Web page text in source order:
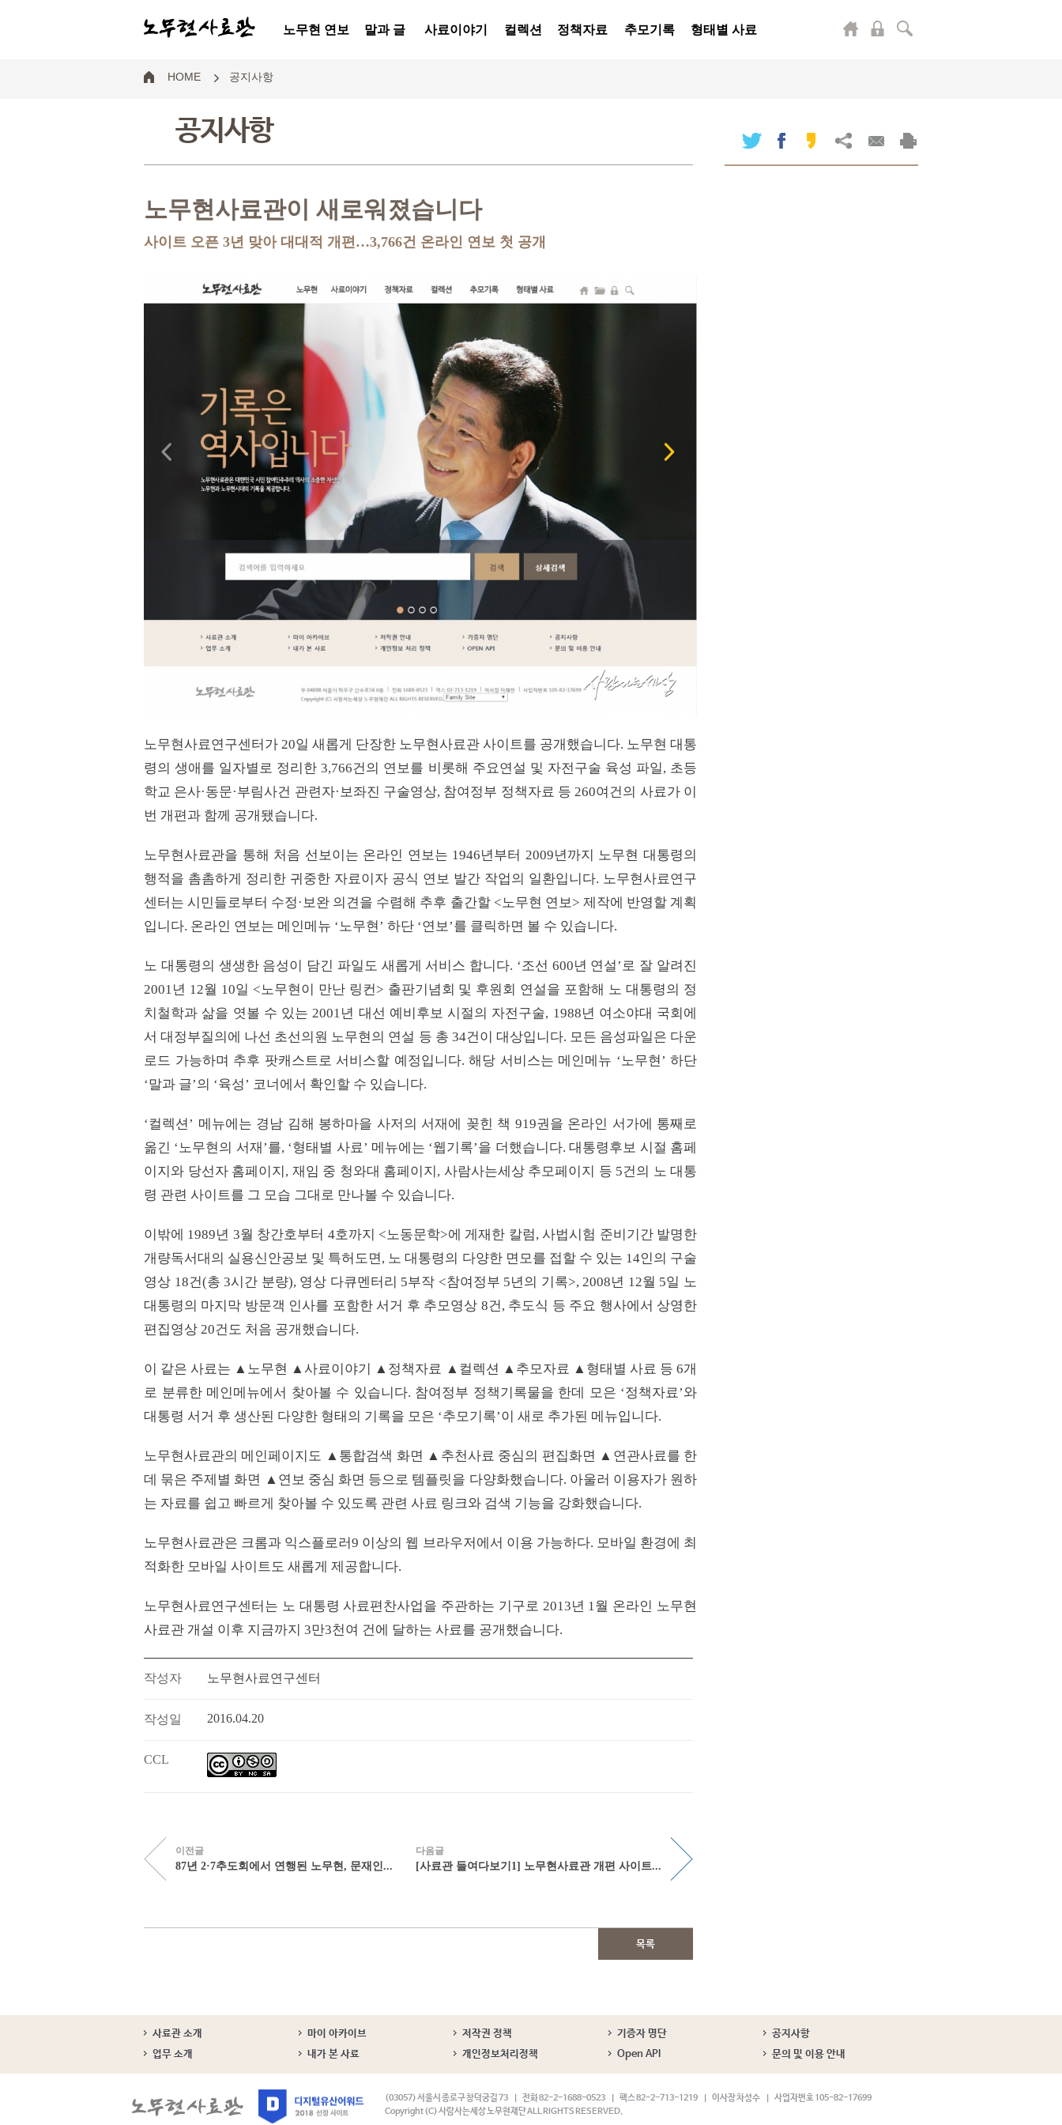
노무현 연보 말과 글 사료이야기 컬렉션 정책자료 추모기록 형태별 사료
HOME 공지사항
공지사항
노무현사료관이 새로워졌습니다
사이트 오픈 3년 맞아 대대적 개편…3,766건 온라인 연보 첫 공개
노무현사료연구센터가 20일 새롭게 단장한 노무현사료관 사이트를 공개했습니다. 노무현 대통
령의 생애를 일자별로 정리한 3,766건의 연보를 비롯해 주요연설 및 자전구술 육성 파일, 초등
학교 은사·동문·부림사건 관련자·보좌진 구술영상, 참여정부 정책자료 등 260여건의 사료가 이
번 개편과 함께 공개됐습니다.
노무현사료관을 통해 처음 선보이는 온라인 연보는 1946년부터 2009년까지 노무현 대통령의
행적을 촘촘하게 정리한 귀중한 자료이자 공식 연보 발간 작업의 일환입니다. 노무현사료연구
센터는 시민들로부터 수정·보완 의견을 수렴해 추후 출간할 <노무현 연보> 제작에 반영할 계획
입니다. 온라인 연보는 메인메뉴 ‘노무현’ 하단 ‘연보’를 클릭하면 볼 수 있습니다.
노 대통령의 생생한 음성이 담긴 파일도 새롭게 서비스 합니다. ‘조선 600년 연설’로 잘 알려진
2001년 12월 10일 <노무현이 만난 링컨> 출판기념회 및 후원회 연설을 포함해 노 대통령의 정
치철학과 삶을 엿볼 수 있는 2001년 대선 예비후보 시절의 자전구술, 1988년 여소야대 국회에
서 대정부질의에 나선 초선의원 노무현의 연설 등 총 34건이 대상입니다. 모든 음성파일은 다운
로드 가능하며 추후 팟캐스트로 서비스할 예정입니다. 해당 서비스는 메인메뉴 ‘노무현’ 하단
‘말과 글’의 ‘육성’ 코너에서 확인할 수 있습니다.
‘컬렉션’ 메뉴에는 경남 김해 봉하마을 사저의 서재에 꽂힌 책 919권을 온라인 서가에 통째로
옮긴 ‘노무현의 서재’를, ‘형태별 사료’ 메뉴에는 ‘웹기록’을 더했습니다. 대통령후보 시절 홈페
이지와 당선자 홈페이지, 재임 중 청와대 홈페이지, 사람사는세상 추모페이지 등 5건의 노 대통
령 관련 사이트를 그 모습 그대로 만나볼 수 있습니다.
이밖에 1989년 3월 창간호부터 4호까지 <노동문학>에 게재한 칼럼, 사법시험 준비기간 발명한
개량독서대의 실용신안공보 및 특허도면, 노 대통령의 다양한 면모를 접할 수 있는 14인의 구술
영상 18건(총 3시간 분량), 영상 다큐멘터리 5부작 <참여정부 5년의 기록>, 2008년 12월 5일 노
대통령의 마지막 방문객 인사를 포함한 서거 후 추모영상 8건, 추도식 등 주요 행사에서 상영한
편집영상 20건도 처음 공개했습니다.
이 같은 사료는 ▲노무현 ▲사료이야기 ▲정책자료 ▲컬렉션 ▲추모자료 ▲형태별 사료 등 6개
로 분류한 메인메뉴에서 찾아볼 수 있습니다. 참여정부 정책기록물을 한데 모은 ‘정책자료’와
대통령 서거 후 생산된 다양한 형태의 기록을 모은 ‘추모기록’이 새로 추가된 메뉴입니다.
노무현사료관의 메인페이지도 ▲통합검색 화면 ▲추천사료 중심의 편집화면 ▲연관사료를 한
데 묶은 주제별 화면 ▲연보 중심 화면 등으로 템플릿을 다양화했습니다. 아울러 이용자가 원하
는 자료를 쉽고 빠르게 찾아볼 수 있도록 관련 사료 링크와 검색 기능을 강화했습니다.
노무현사료관은 크롬과 익스플로러9 이상의 웹 브라우저에서 이용 가능하다. 모바일 환경에 최
적화한 모바일 사이트도 새롭게 제공합니다.
노무현사료연구센터는 노 대통령 사료편찬사업을 주관하는 기구로 2013년 1월 온라인 노무현
사료관 개설 이후 지금까지 3만3천여 건에 달하는 사료를 공개했습니다.
작성자 노무현사료연구센터
작성일 2016.04.20
CCL
이전글
87년 2·7추도회에서 연행된 노무현, 문재인...
다음글
[사료관 들여다보기1] 노무현사료관 개편 사이트...
목록
사료관 소개 마이 아카이브 저작권 정책 기증자 명단
공지사항
업무 소개
내가 본 사료 개인정보처리정책 Open API 문의 및 이용 안내
(03057) 서울시 종로구 창덕궁길 73 전화 82-2-1688-0523 팩스 82-2-713-1219 이사장 차성수
사업자번호 105-82-17699
Copyright (C) 사람사는세상 노무현재단 ALL RIGHTS RESERVED.